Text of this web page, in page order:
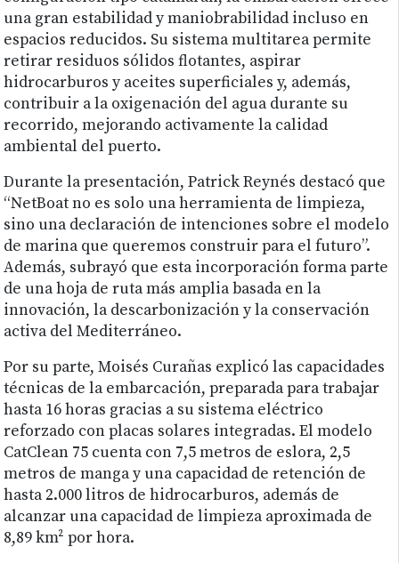
una gran estabilidad y maniobrabilidad incluso en
espacios reducidos. Su sistema multitarea permite
retirar residuos sólidos flotantes, aspirar
hidrocarburos y aceites superficiales y, además,
contribuir a la oxigenación del agua durante su
recorrido, mejorando activamente la calidad
ambiental del puerto.
Durante la presentación, Patrick Reynés destacó que
“NetBoat no es solo una herramienta de limpieza,
sino una declaración de intenciones sobre el modelo
de marina que queremos construir para el futuro”.
Además, subrayó que esta incorporación forma parte
de una hoja de ruta más amplia basada en la
innovación, la descarbonización y la conservación
activa del Mediterráneo.
Por su parte, Moisés Curañas explicó las capacidades
técnicas de la embarcación, preparada para trabajar
hasta 16 horas gracias a su sistema eléctrico
reforzado con placas solares integradas. El modelo
CatClean 75 cuenta con 7,5 metros de eslora, 2,5
metros de manga y una capacidad de retención de
hasta 2.000 litros de hidrocarburos, además de
alcanzar una capacidad de limpieza aproximada de
8,89 km² por hora.